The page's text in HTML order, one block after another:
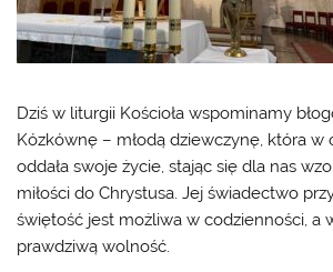
Dziś w liturgii Kościoła wspominamy
Kózkównę – młodą dziewczynę, która w
oddała swoje życie, stając się dla nas
miłości do Chrystusa. Jej świadectwo
świętość jest możliwa w codzienności, a
prawdziwą wolność.